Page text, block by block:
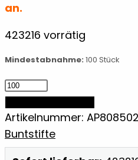
an.
423216 vorrätig
Mindestabnahme: 100 Stück
Buntstifteset
(6-
tlg.)
Menge
Artikelnummer: AP808502
Buntstifte